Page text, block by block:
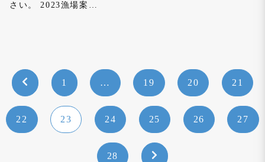
さい。 2023漁場案…
1 … 19 20 21
22 23 24 25 26 27
28